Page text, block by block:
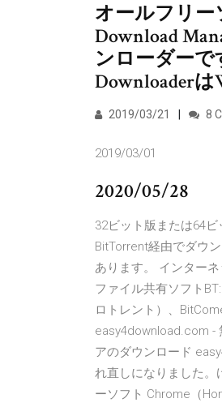
オールフリー
Download
ンローダーで
Downloaderは
2019/03/21 8
2019/03/01
2020/05/28
32ビット版または64
BitTorrent経由でダウ
あります。 インター
ファイル共有ソフト
ロトレント）、
easy4download.com -
アのダウンロード
れ直しになりました。
ーソフト Chrome（